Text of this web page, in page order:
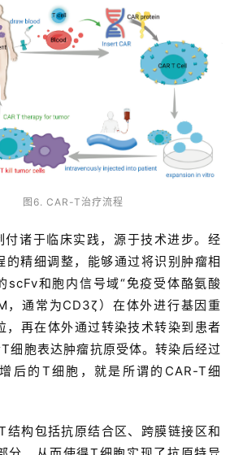
图6. CAR-T治疗流程
付诸于临床实践，源于技术进步。经
精细调整，能够通过将识别肿瘤相
scFv和胞内信号域“免疫受体酪氨酸
，通常为CD3ζ）在体外进行基因重
，再在体外通过转染技术转染到患者
细胞表达肿瘤抗原受体。转染后经过
后的T细胞，就是所谓的CAR-T细
结构包括抗原结合区、跨膜链接区和